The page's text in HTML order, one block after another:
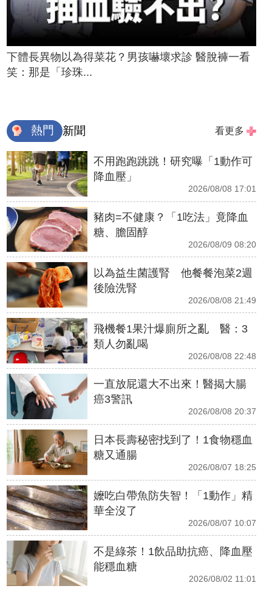
下體長異物以為得菜花？男孩嚇壞求診 醫脫褲一看
笑：那是「珍珠...
熱門 新聞 看更多
不用跑跑跳跳！研究曝「1動作可
降血壓」
2026/08/08 17:01
豬肉=不健康？「1吃法」竟降血
糖、膽固醇
2026/08/09 08:20
以為益生菌護腎 他餐餐泡菜2週
後險洗腎
2026/08/08 21:49
飛機餐1果汁爆廁所之亂 醫：3
類人勿亂喝
2026/08/08 22:48
一直放屁還大不出來！醫揭大腸
癌3警訊
2026/08/08 20:37
日本長壽秘密找到了！1食物穩血
糖又通腸
2026/08/07 18:25
嬤吃白帶魚防失智！「1動作」精
華全沒了
2026/08/07 10:07
不是綠茶！1飲品助抗癌、降血壓
能穩血糖
2026/08/02 11:01